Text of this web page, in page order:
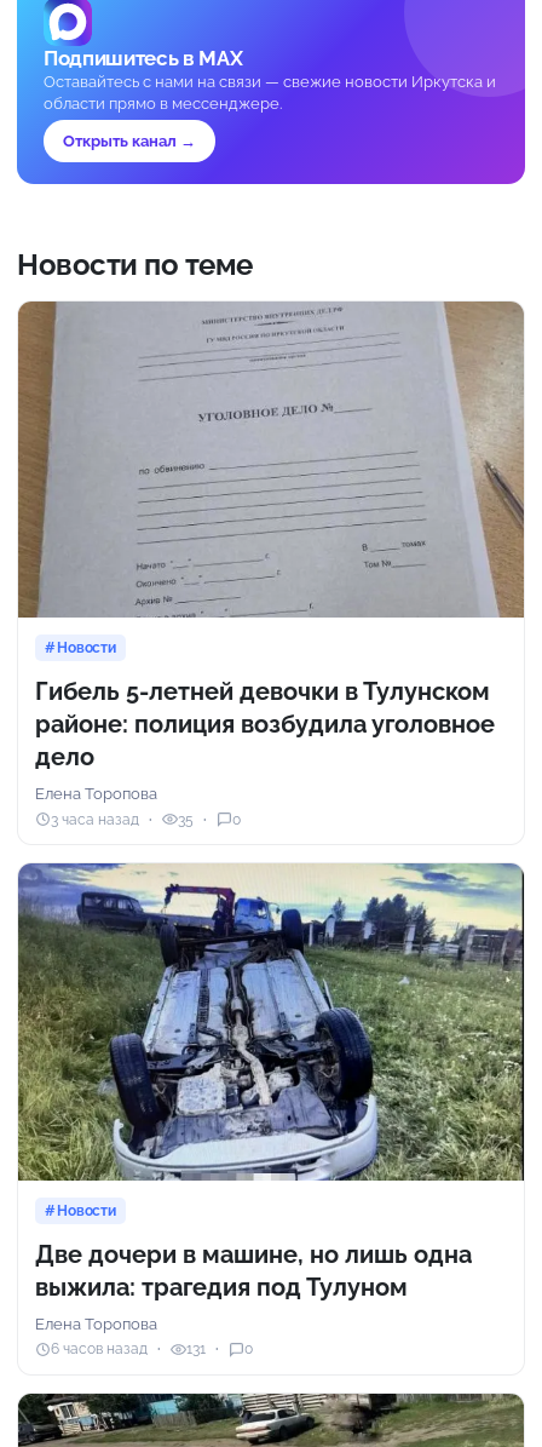
Подпишитесь в MAX
Оставайтесь с нами на связи — свежие новости Иркутска и
области прямо в мессенджере.
Открыть канал →
Новости по теме
Новости
Гибель 5-летней девочки в Тулунском
районе: полиция возбудила уголовное
дело
Елена Торопова
3 часа назад 35 0
Новости
Две дочери в машине, но лишь одна
выжила: трагедия под Тулуном
Елена Торопова
6 часов назад 131 0